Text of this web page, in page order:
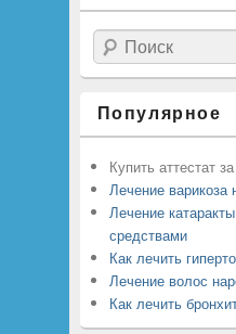
Поиск
Популярное
Купить аттестат
Лечение
Лечение
средствами
Как лечить
Лечение волос
Как лечить